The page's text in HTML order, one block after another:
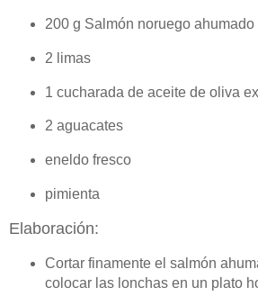
200 g Salmón noruego ahumado
2 limas
1 cucharada de aceite de oliva
2 aguacates
eneldo fresco
pimienta
Elaboración:
Cortar finamente el salmón
colocar las lonchas en un plato